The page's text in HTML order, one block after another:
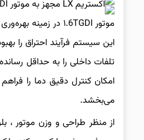
این سیستم فرآیند احتراق را
تلفات داخلی را به حداقل
امکان کنترل دقیق دما را
می‌بخشد.